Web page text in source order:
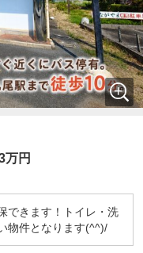
万円
できます！トイレ・洗
物件となります(^^)/